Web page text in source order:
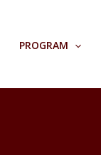
PROGRAM